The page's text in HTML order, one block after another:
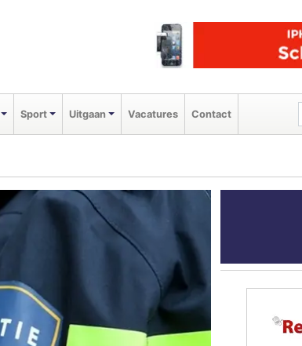
Sport Uitgaan Vacatures Contact